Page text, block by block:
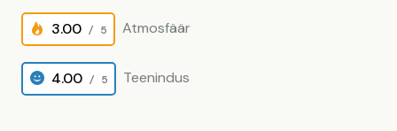
3.00 / 5 Atmosfäär
4.00 / 5 Teenindus